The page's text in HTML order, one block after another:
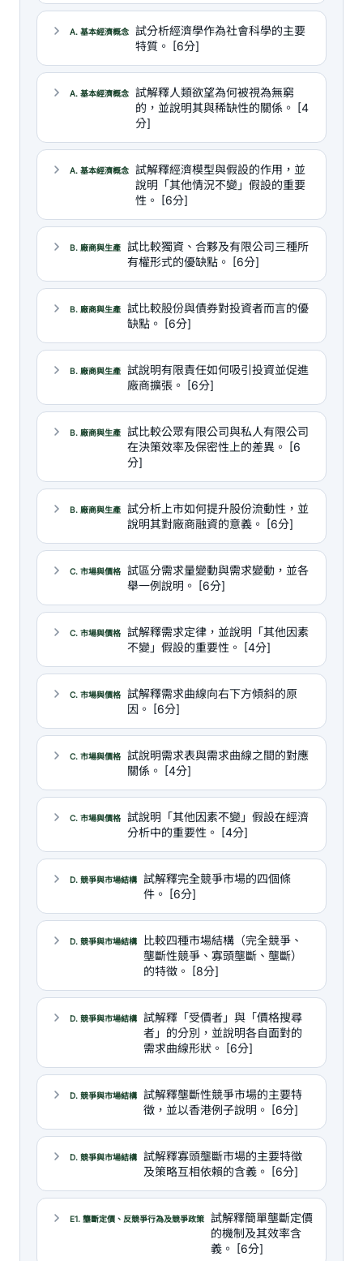
A. 基本經濟概念
試分析經濟學作為社會科學的主要
特質。 [6分]
A. 基本經濟概念
試解釋人類欲望為何被視為無窮
的，並說明其與稀缺性的關係。 [4
分]
A. 基本經濟概念
試解釋經濟模型與假設的作用，並
說明「其他情況不變」假設的重要
性。 [6分]
B. 廠商與生產
試比較獨資、合夥及有限公司三種所
有權形式的優缺點。 [6分]
B. 廠商與生產
試比較股份與債券對投資者而言的優
缺點。 [6分]
B. 廠商與生產
試說明有限責任如何吸引投資並促進
廠商擴張。 [6分]
B. 廠商與生產
試比較公眾有限公司與私人有限公司
在決策效率及保密性上的差異。 [6
分]
B. 廠商與生產
試分析上市如何提升股份流動性，並
說明其對廠商融資的意義。 [6分]
C. 市場與價格
試區分需求量變動與需求變動，並各
舉一例說明。 [6分]
C. 市場與價格
試解釋需求定律，並說明「其他因素
不變」假設的重要性。 [4分]
C. 市場與價格
試解釋需求曲線向右下方傾斜的原
因。 [6分]
C. 市場與價格
試說明需求表與需求曲線之間的對應
關係。 [4分]
C. 市場與價格
試說明「其他因素不變」假設在經濟
分析中的重要性。 [4分]
D. 競爭與市場結構
試解釋完全競爭市場的四個條
件。 [6分]
D. 競爭與市場結構
比較四種市場結構（完全競爭、
壟斷性競爭、寡頭壟斷、壟斷）
的特徵。 [8分]
D. 競爭與市場結構
試解釋「受價者」與「價格搜尋
者」的分別，並說明各自面對的
需求曲線形狀。 [6分]
D. 競爭與市場結構
試解釋壟斷性競爭市場的主要特
徵，並以香港例子說明。 [6分]
D. 競爭與市場結構
試解釋寡頭壟斷市場的主要特徵
及策略互相依賴的含義。 [6分]
E1. 壟斷定價、反競爭行為及競爭政策
試解釋簡單壟斷定價
的機制及其效率含
義。 [6分]